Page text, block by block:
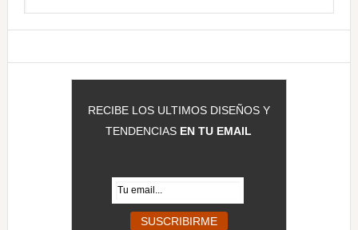
principal
RECIBE LOS ULTIMOS DISEÑOS Y
TENDENCIAS EN TU EMAIL